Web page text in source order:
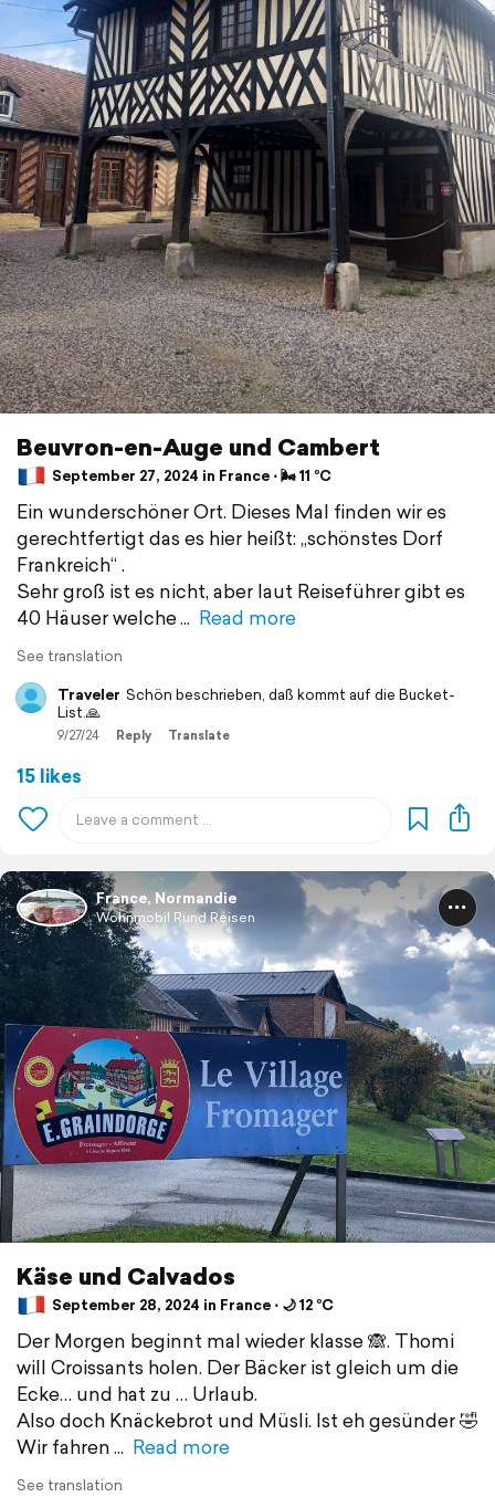
Beuvron-en-Auge und Cambert
September 27, 2024 in France ⋅ 🌬 11 °C
Ein wunderschöner Ort. Dieses Mal finden wir es
gerechtfertigt das es hier heißt: „schönstes Dorf
Frankreich“ .
Sehr groß ist es nicht, aber laut Reiseführer gibt es
40 Häuser welche
Read more
See translation
Traveler Schön beschrieben, daß kommt auf die Bucket-
List.🙏
9/27/24 Reply Translate
15 likes
France, Normandie
Wohnmobil Rund Reisen
Käse und Calvados
September 28, 2024 in France ⋅ 🌙 12 °C
Der Morgen beginnt mal wieder klasse 🙈. Thomi
will Croissants holen. Der Bäcker ist gleich um die
Ecke… und hat zu … Urlaub.
Also doch Knäckebrot und Müsli. Ist eh gesünder 🤣
Wir fahren
Read more
See translation